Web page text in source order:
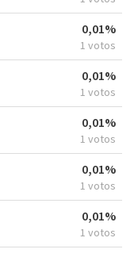
0,01%
1 votos
0,01%
1 votos
0,01%
1 votos
0,01%
1 votos
0,01%
1 votos